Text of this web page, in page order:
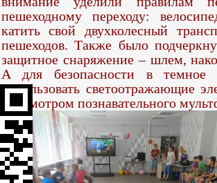
пешеходному переходу:
катить свой двухколесный
пешеходов. Также было
защитное снаряжение – шлем,
А для безопасности в темное
использовать светоотражающие
просмотром познавательного